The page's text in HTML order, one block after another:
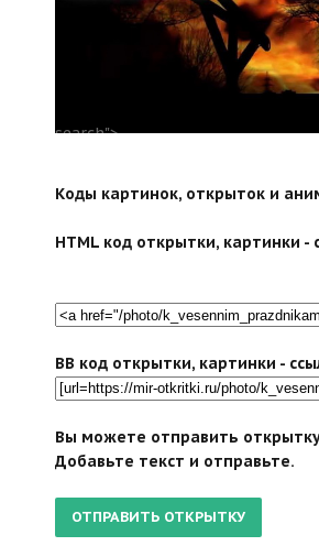
search">
Коды картинок, открыток и
HTML код открытки, картинки -
BB код открытки, картинки -
Вы можете отправить
Добавьте текст и отправьте.